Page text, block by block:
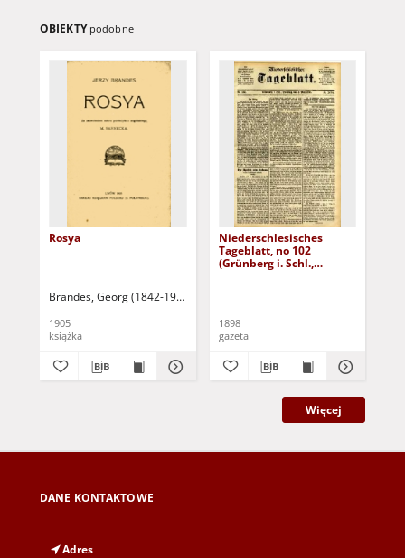
OBIEKTY podobne
Rosya
Brandes, Georg (1842-1927)
1905
książka
Niederschlesisches
Tageblatt, no 102
(Grünberg i. Schl.,
1898
gazeta
Więcej
DANE KONTAKTOWE
Adres